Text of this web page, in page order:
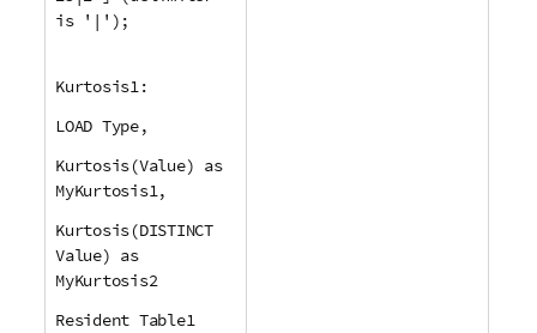
is '|');
Kurtosis1:
LOAD Type,
Kurtosis(Value) as
MyKurtosis1,
Kurtosis(DISTINCT
Value) as
MyKurtosis2
Resident Table1